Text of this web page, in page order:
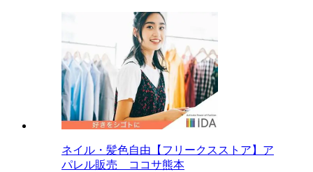
ネイル・髪色自由【フリークスストア】ア
パレル販売 ココサ熊本